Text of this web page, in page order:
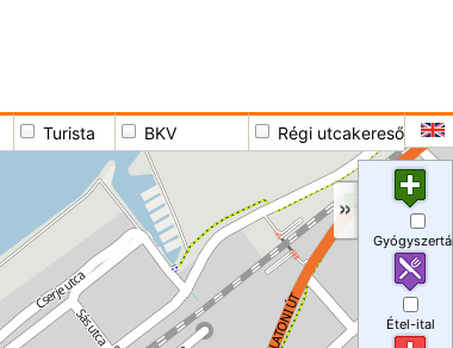
Turista BKV Régi utcakereső
Étel-ital